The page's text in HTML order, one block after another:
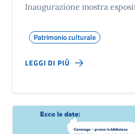
Inaugurazione mostra
Patrimonio culturale
LEGGI DI PIÙ